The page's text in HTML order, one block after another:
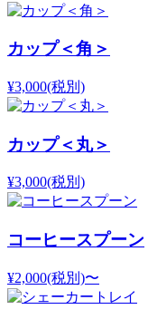
カップ＜角＞
¥3,000(税別)
カップ＜丸＞
¥3,000(税別)
コーヒースプーン
¥2,000(税別)〜